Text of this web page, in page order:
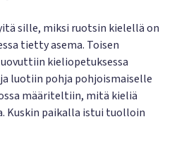
sille, miksi ruotsin kielellä on
tietty asema. Toisen
kieliopetuksessa
luotiin pohja pohjoismaiselle
määriteltiin, mitä kieliä
Kuskin paikalla istui tuolloin